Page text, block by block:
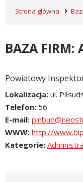
Strona główna
BAZA FIRM:
Powiatowy
Lokalizacja ul.
Telefon 56
E-mail
WWW http://
Kategorie